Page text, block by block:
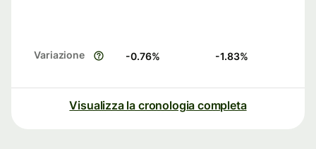
Variazione -0.76% -1.83%
Visualizza la cronologia completa